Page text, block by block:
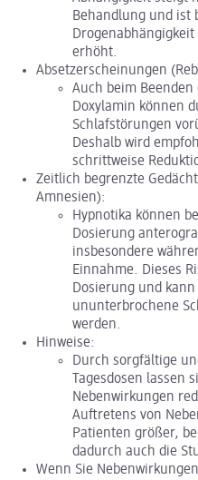
Behandlung und ist
erhöht.
Absetzerscheinungen
Auch beim
Doxylamin können
Schlafstörungen
Deshalb wird
schrittweise
Zeitlich begrenzte
Amnesien):
Hypnotika können
Dosierung
insbesondere
Einnahme. Dieses
Dosierung und
ununterbrochene
werden.
Hinweise:
Durch sorgfältige
Tagesdosen lassen
Nebenwirkungen
Auftretens von
Patienten größer,
dadurch auch die
Wenn Sie